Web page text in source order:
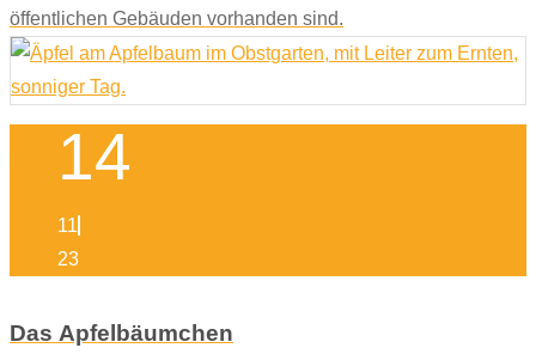
öffentlichen Gebäuden vorhanden sind.
14
11
23
Das Apfelbäumchen